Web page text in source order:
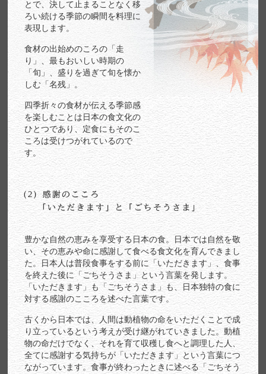
とで、決して止まることなく移
ろい続ける季節の瞬間を料理に
表現します。
食材の出始めのころの「走
り」、最もおいしい時期の
「旬」、盛りを過ぎて旬を懐か
しむ「名残」。
四季折々の食材が伝える季節感
を楽しむことは日本の食文化の
ひとつであり、定食にもそのこ
ころは受けつがれているので
す。
豊かな自然の恵みを享受する日本の食。日本では自然を敬
い、その恵みや命に感謝して食べる食文化を育んできまし
た。日本人は普段食事をする前に「いただきます」、食事
を終えた後に「ごちそうさま」という言葉を発します。
「いただきます」も「ごちそうさま」も、日本独特の食に
対する感謝のこころを述べた言葉です。
古くから日本では、人間は動植物の命をいただくことで成
り立っているという考えが受け継がれていきました。動植
物の命だけでなく、それを育て収穫し食へと調理した人、
全てに感謝する気持ちが「いただきます」という言葉につ
ながっています。食事が終わったときに述べる「ごちそう